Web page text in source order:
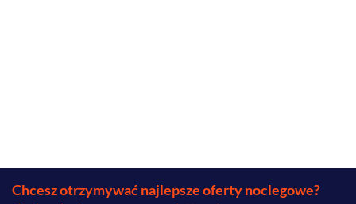
Chcesz otrzymywać najlepsze oferty noclegowe?